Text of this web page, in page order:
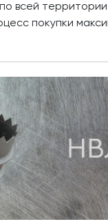
всей
покупки